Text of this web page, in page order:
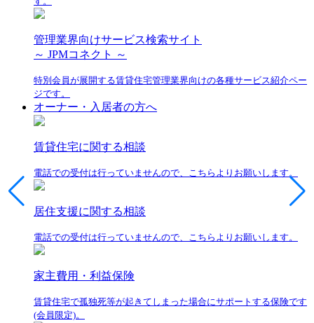
管理業界向けサービス検索サイト
～ JPMコネクト ～
特別会員が展開する賃貸住宅管理業界向けの各種サービス紹介ペー
ジです。
オーナー・入居者の方へ
賃貸住宅に関する相談
電話での受付は行っていませんので、こちらよりお願いします。
居住支援に関する相談
電話での受付は行っていませんので、こちらよりお願いします。
家主費用・利益保険
賃貸住宅で孤独死等が起きてしまった場合にサポートする保険です
(会員限定)。